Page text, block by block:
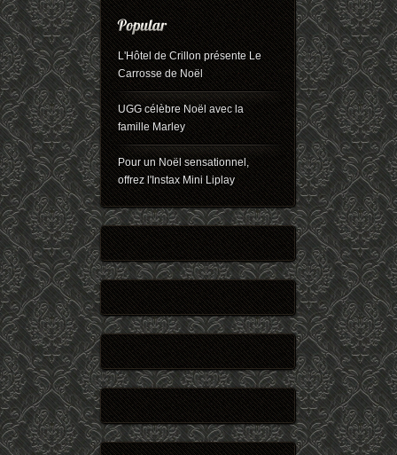
L'Hôtel de Crillon présente Le
Carrosse de Noël
UGG célèbre Noël avec la
famille Marley
Pour un Noël sensationnel,
offrez l'Instax Mini Liplay